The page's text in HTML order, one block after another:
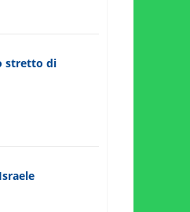
stretto di